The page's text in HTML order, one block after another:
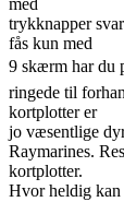
med
trykknapper
fås kun med
9 skærm har du
ringede til
kortplotter er
jo væsentlige
Raymarines.
kortplotter.
Hvor heldig